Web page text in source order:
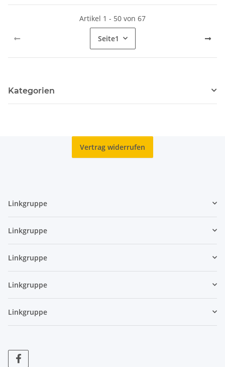
Artikel 1 - 50 von 67
Seite1
Kategorien
Vertrag widerrufen
Linkgruppe
Linkgruppe
Linkgruppe
Linkgruppe
Linkgruppe